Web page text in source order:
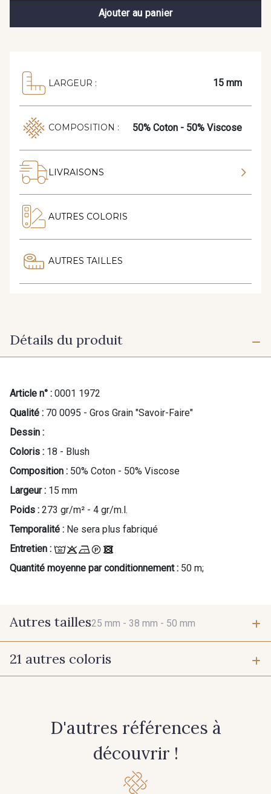
Ajouter au panier
LARGEUR : 15 mm
COMPOSITION : 50% Coton - 50% Viscose
LIVRAISONS
AUTRES COLORIS
AUTRES TAILLES
Détails du produit
Article n° : 0001 1972
Qualité : 70 0095 - Gros Grain "Savoir-Faire"
Dessin :
Coloris : 18 - Blush
Composition : 50% Coton - 50% Viscose
Largeur : 15 mm
Poids : 273 gr/m² - 4 gr/m.l.
Temporalité : Ne sera plus fabriqué
Entretien :
Quantité moyenne par conditionnement : 50 m;
Autres tailles25 mm - 38 mm - 50 mm
25 mm
21 autres coloris
D'autres références à
découvrir !